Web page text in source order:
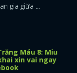
gia giữa ...
Máu 8: Miu
xin vai ngay